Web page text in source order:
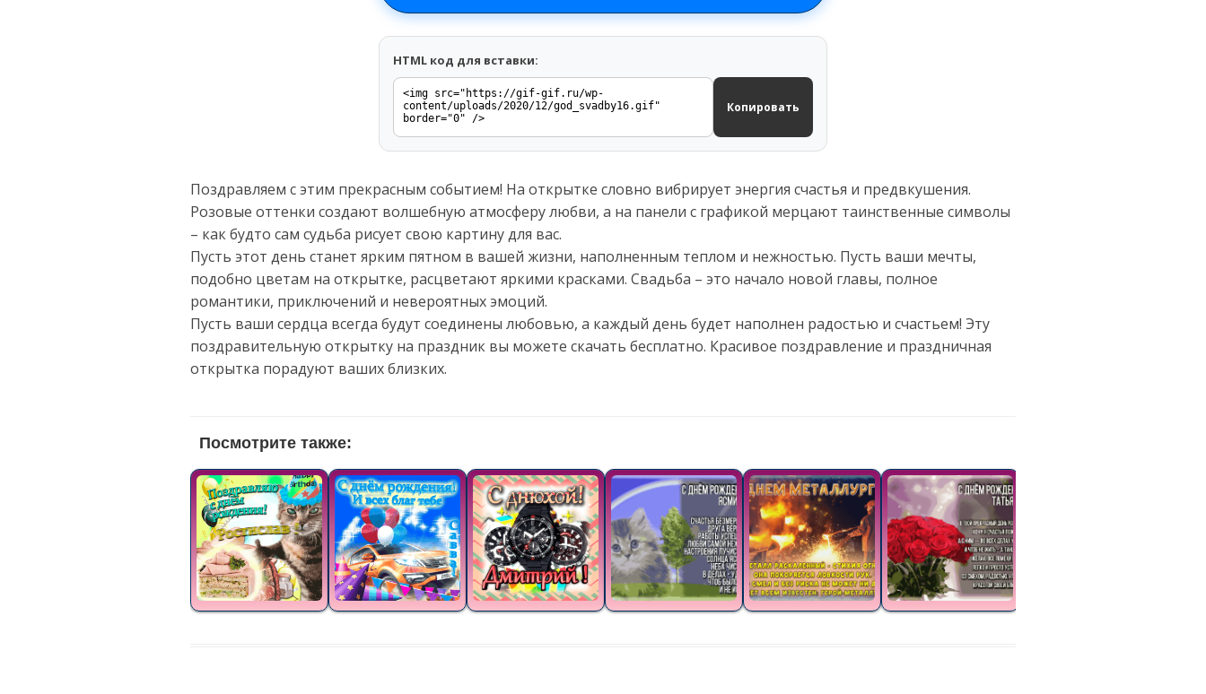
HTML код для вставки:
Копировать
Поздравляем с этим прекрасным событием! На открытке словно вибрирует энергия счастья и предвкушения.
Розовые оттенки создают волшебную атмосферу любви, а на панели с графикой мерцают таинственные символы
– как будто сам судьба рисует свою картину для вас.
Пусть этот день станет ярким пятном в вашей жизни, наполненным теплом и нежностью. Пусть ваши мечты,
подобно цветам на открытке, расцветают яркими красками. Свадьба – это начало новой главы, полное
романтики, приключений и невероятных эмоций.
Пусть ваши сердца всегда будут соединены любовью, а каждый день будет наполнен радостью и счастьем! Эту
поздравительную открытку на праздник вы можете скачать бесплатно. Красивое поздравление и праздничная
открытка порадуют ваших близких.
Посмотрите также: